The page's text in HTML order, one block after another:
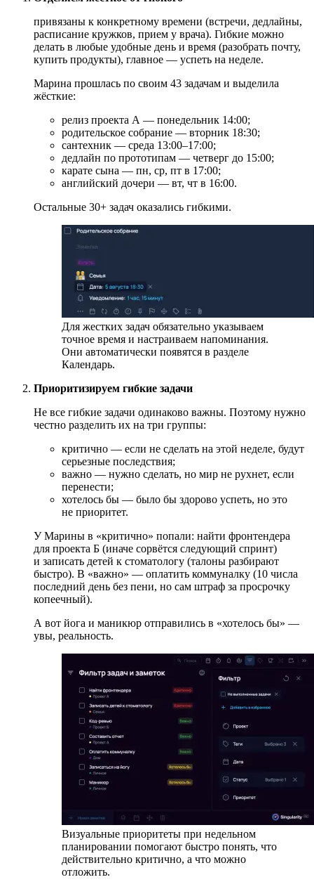
привязаны к конкретному времени (встречи, дедлайны,
расписание кружков, прием у врача). Гибкие можно
делать в любые удобные день и время (разобрать почту,
купить продукты), главное — успеть на неделе.
Марина прошлась по своим 43 задачам и выделила
жёсткие:
релиз проекта А — понедельник 14:00;
родительское собрание — вторник 18:30;
сантехник — среда 13:00–17:00;
дедлайн по прототипам — четверг до 15:00;
карате сына — пн, ср, пт в 17:00;
английский дочери — вт, чт в 16:00.
Остальные 30+ задач оказались гибкими.
Для жестких задач обязательно указываем
точное время и настраиваем напоминания.
Они автоматически появятся в разделе
Календарь.
Приоритизируем гибкие задачи
Не все гибкие задачи одинаково важны. Поэтому нужно
честно разделить их на три группы:
критично — если не сделать на этой неделе, будут
серьезные последствия;
важно — нужно сделать, но мир не рухнет, если
перенести;
хотелось бы — было бы здорово успеть, но это
не приоритет.
У Марины в «критично» попали: найти фронтендера
для проекта Б (иначе сорвётся следующий спринт)
и записать детей к стоматологу (талоны разбирают
быстро). В «важно» — оплатить коммуналку (10 числа
последний день без пени, но сам штраф за просрочку
копеечный).
А вот йога и маникюр отправились в «хотелось бы» —
увы, реальность.
Визуальные приоритеты при недельном
планировании помогают быстро понять, что
действительно критично, а что можно
отложить.